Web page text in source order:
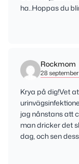
ha..Hoppas du
Rockmom
28 september
Krya på dig!Vet
jag nånstans att
man dricker det
dag, och sen